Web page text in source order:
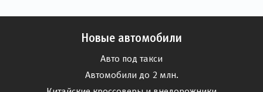
Новые автомобили
Авто под такси
Автомобили до 2 млн.